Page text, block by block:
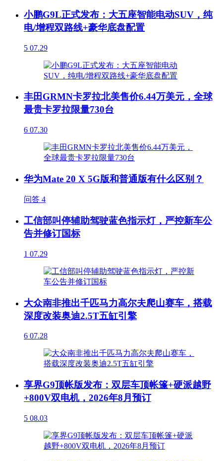
小鹏G9L正式发布：大五座智能电动SUV，纯
电/增程双路线+豪华底盘配置
5 07.29
丰田GRMN卡罗拉北美售价6.44万美元，全球
最贵卡罗拉限量730台
6 07.30
华为Mate 20 X 5G版和普通版有什么区别？
问答 4
工信部叫停辅助驾驶蓝色指示灯，严控新车公
告并修订国标
1 07.29
大众南非推出千匹马力高尔夫爬山赛车，搭载
深度改装奥迪2.5T五缸引擎
6 07.28
享界G9顶帐版发布：双层车顶帐篷+硬派越野
+800V双电机，2026年8月预订
5 08.03